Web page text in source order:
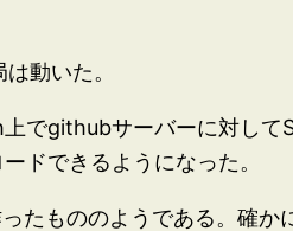
動いた。
でgithubサーバーに対して
ドできるようになった。
もののようである。確か